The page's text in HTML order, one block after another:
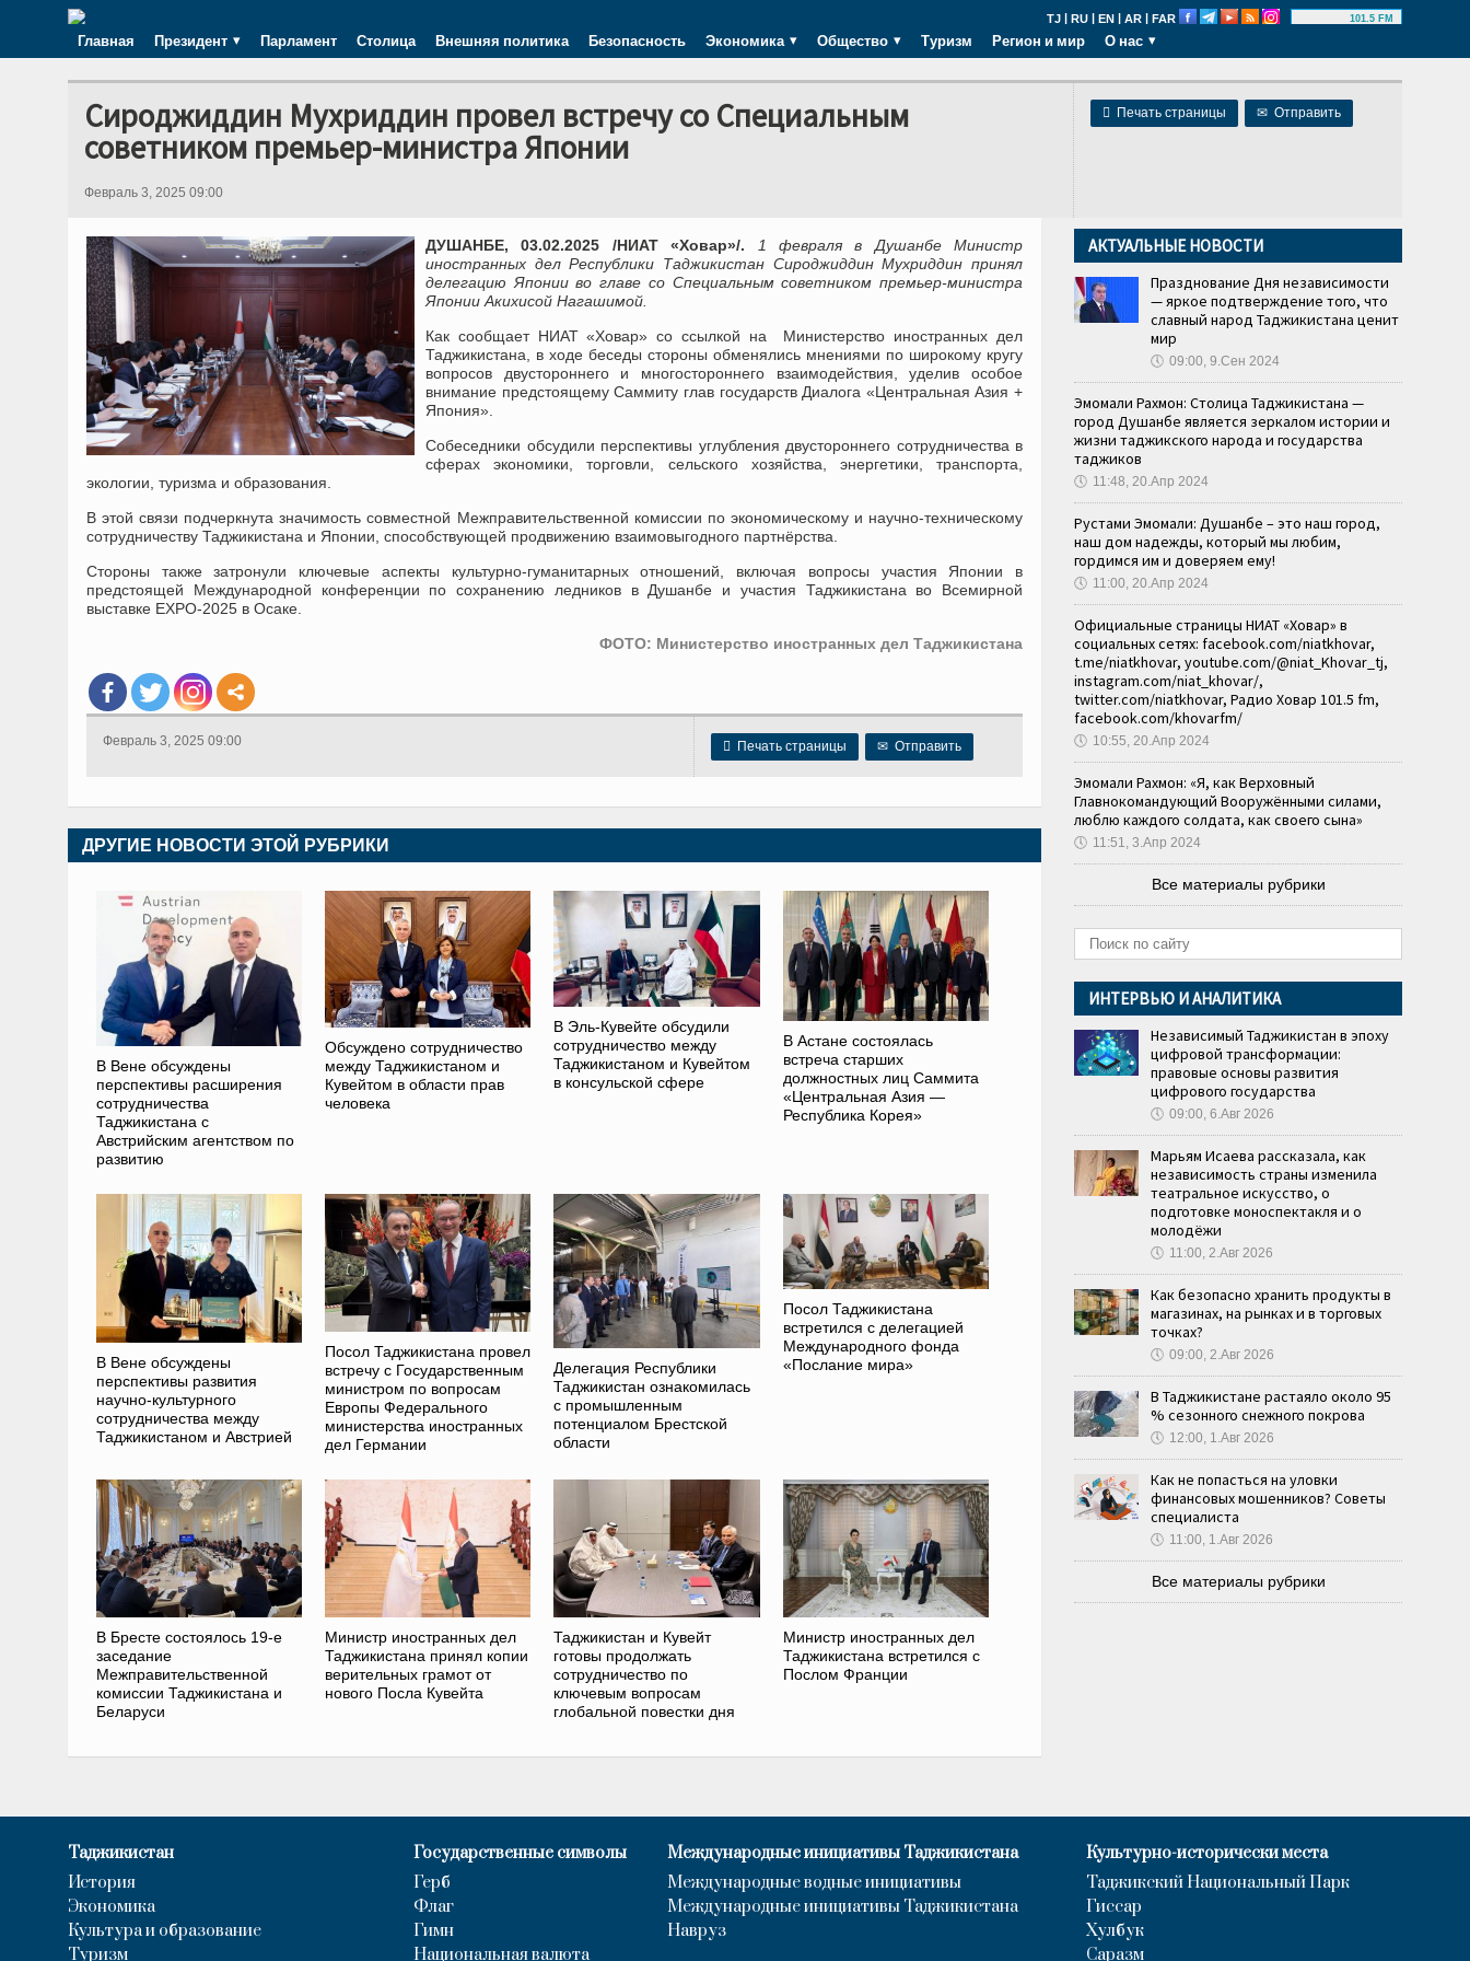
TJ | RU | EN | AR | FAR 101.5 FM
Главная Президент Парламент Столица Внешняя политика Безопасность Экономика Общество Туризм Регион и мир О нас
 Печать страницы ✉ Отправить
Сироджиддин Мухриддин провел встречу со Специальным
советником премьер-министра Японии
Февраль 3, 2025 09:00
ДУШАНБЕ, 03.02.2025 /НИАТ «Ховар»/.
1 февраля в Душанбе Министр
иностранных дел Республики Таджикистан Сироджиддин Мухриддин принял
делегацию Японии во главе со Специальным советником премьер-министра
Японии Акихисой Нагашимой.
Как сообщает НИАТ «Ховар» со ссылкой на Министерство иностранных дел
Таджикистана, в ходе беседы стороны обменялись мнениями по широкому кругу
вопросов двустороннего и многостороннего взаимодействия, уделив особое
внимание предстоящему Саммиту глав государств Диалога «Центральная Азия +
Япония».
Собеседники обсудили перспективы углубления двустороннего сотрудничества в
сферах экономики, торговли, сельского хозяйства, энергетики, транспорта,
экологии, туризма и образования.
В этой связи подчеркнута значимость совместной Межправительственной комиссии по экономическому и научно-техническому
сотрудничеству Таджикистана и Японии, способствующей продвижению взаимовыгодного партнёрства.
Стороны также затронули ключевые аспекты культурно-гуманитарных отношений, включая вопросы участия Японии в
предстоящей Международной конференции по сохранению ледников в Душанбе и участия Таджикистана во Всемирной
выставке EXPO-2025 в Осаке.
ФОТО: Министерство иностранных дел Таджикистана
 Печать страницы ✉ Отправить
Февраль 3, 2025 09:00
ДРУГИЕ НОВОСТИ ЭТОЙ РУБРИКИ
В Вене обсуждены
перспективы расширения
сотрудничества
Таджикистана с
Австрийским агентством по
развитию
Обсуждено сотрудничество
между Таджикистаном и
Кувейтом в области прав
человека
В Эль-Кувейте обсудили
сотрудничество между
Таджикистаном и Кувейтом
в консульской сфере
В Астане состоялась
встреча старших
должностных лиц Саммита
«Центральная Азия —
Республика Корея»
В Вене обсуждены
перспективы развития
научно-культурного
сотрудничества между
Таджикистаном и Австрией
Посол Таджикистана провел
встречу с Государственным
министром по вопросам
Европы Федерального
министерства иностранных
дел Германии
Делегация Республики
Таджикистан ознакомилась
с промышленным
потенциалом Брестской
области
Посол Таджикистана
встретился с делегацией
Международного фонда
«Послание мира»
В Бресте состоялось 19-е
заседание
Межправительственной
комиссии Таджикистана и
Беларуси
Министр иностранных дел
Таджикистана принял копии
верительных грамот от
нового Посла Кувейта
Таджикистан и Кувейт
готовы продолжать
сотрудничество по
ключевым вопросам
глобальной повестки дня
Министр иностранных дел
Таджикистана встретился с
Послом Франции
АКТУАЛЬНЫЕ НОВОСТИ
Празднование Дня независимости
— яркое подтверждение того, что
славный народ Таджикистана ценит
мир
🕔 09:00, 9.Сен 2024
Эмомали Рахмон: Столица Таджикистана —
город Душанбе является зеркалом истории и
жизни таджикского народа и государства
таджиков
🕔 11:48, 20.Апр 2024
Рустами Эмомали: Душанбе – это наш город,
наш дом надежды, который мы любим,
гордимся им и доверяем ему!
🕔 11:00, 20.Апр 2024
Официальные страницы НИАТ «Ховар» в
социальных сетях: facebook.com/niatkhovar,
t.me/niatkhovar, youtube.com/@niat_Khovar_tj,
instagram.com/niat_khovar/,
twitter.com/niatkhovar, Радио Ховар 101.5 fm,
facebook.com/khovarfm/
🕔 10:55, 20.Апр 2024
Эмомали Рахмон: «Я, как Верховный
Главнокомандующий Вооружёнными силами,
люблю каждого солдата, как своего сына»
🕔 11:51, 3.Апр 2024
Все материалы рубрики
ИНТЕРВЬЮ И АНАЛИТИКА
Независимый Таджикистан в эпоху
цифровой трансформации:
правовые основы развития
цифрового государства
🕔 09:00, 6.Авг 2026
Марьям Исаева рассказала, как
независимость страны изменила
театральное искусство, о
подготовке моноспектакля и о
молодёжи
🕔 11:00, 2.Авг 2026
Как безопасно хранить продукты в
магазинах, на рынках и в торговых
точках?
🕔 09:00, 2.Авг 2026
В Таджикистане растаяло около 95
% сезонного снежного покрова
🕔 12:00, 1.Авг 2026
Как не попасться на уловки
финансовых мошенников? Советы
специалиста
🕔 11:00, 1.Авг 2026
Все материалы рубрики
Таджикистан
История
Экономика
Культура и образование
Туризм
Государственные символы
Герб
Флаг
Гимн
Национальная валюта
Международные инициативы Таджикистана
Международные водные инициативы
Международные инициативы Таджикистана
Навруз
Культурно-исторически места
Таджикский Национальный Парк
Гиссар
Хулбук
Саразм